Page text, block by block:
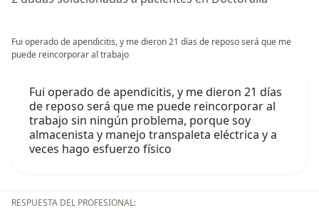
Fui operado de apendicitis, y me dieron 21 días de reposo será que me
puede reincorporar al trabajo
Fui operado de apendicitis, y me dieron 21 días
de reposo será que me puede reincorporar al
trabajo sin ningún problema, porque soy
almacenista y manejo transpaleta eléctrica y a
veces hago esfuerzo físico
RESPUESTA DEL PROFESIONAL: